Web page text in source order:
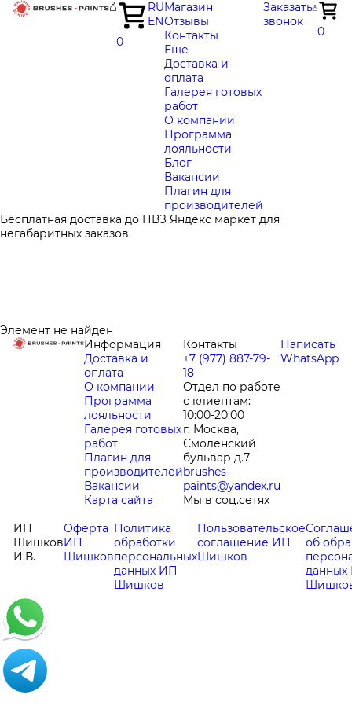
0
RU
EN
Магазин
Отзывы
Контакты
Еще
Доставка и
оплата
Галерея готовых
работ
О компании
Программа
лояльности
Блог
Вакансии
Плагин для
производителей
Заказать
звонок
0
Бесплатная доставка до ПВЗ Яндекс маркет для
негабаритных заказов.
Элемент не найден
Информация
Доставка и
оплата
О компании
Программа
лояльности
Галерея готовых
работ
Плагин для
производителей
Вакансии
Карта сайта
Контакты
+7 (977) 887-79-
18
Отдел по работе
с клиентам:
10:00-20:00
г. Москва,
Смоленский
бульвар д.7
brushes-
paints@yandex.ru
Мы в соц.сетях
Написать
WhatsApp
ИП
Шишков
И.В.
Оферта
ИП
Шишков
Политика
обработки
персональных
данных ИП
Шишков
Пользовательское
соглашение ИП
Шишков
об